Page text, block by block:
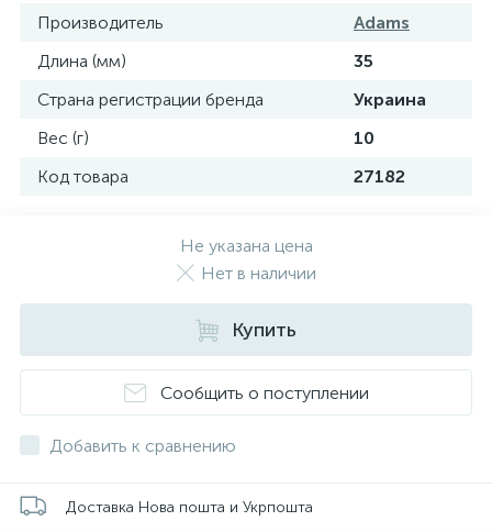
Производитель
Adams
Длина (мм)
35
Страна регистрации бренда
Украина
Вес (г)
10
Код товара
27182
Не указана цена
Нет в наличии
Купить
Сообщить о поступлении
Добавить к сравнению
Доставка Нова пошта и Укрпошта